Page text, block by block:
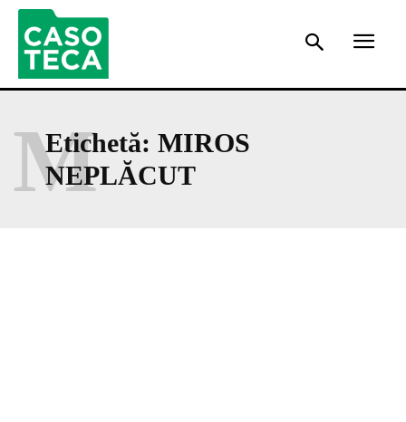
Etichetă: MIROS
NEPLĂCUT
M